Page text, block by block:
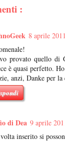
:
8 aprile
provato quello di
è quasi perfetto.
anzi, Danke per
di Dea 9 aprile
inserito si